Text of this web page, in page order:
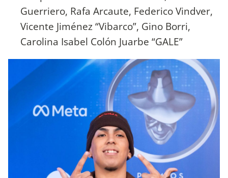
Guerriero, Rafa Arcaute, Federico Vindver,
Vicente Jiménez “Vibarco”, Gino Borri,
Carolina Isabel Colón Juarbe “GALE”